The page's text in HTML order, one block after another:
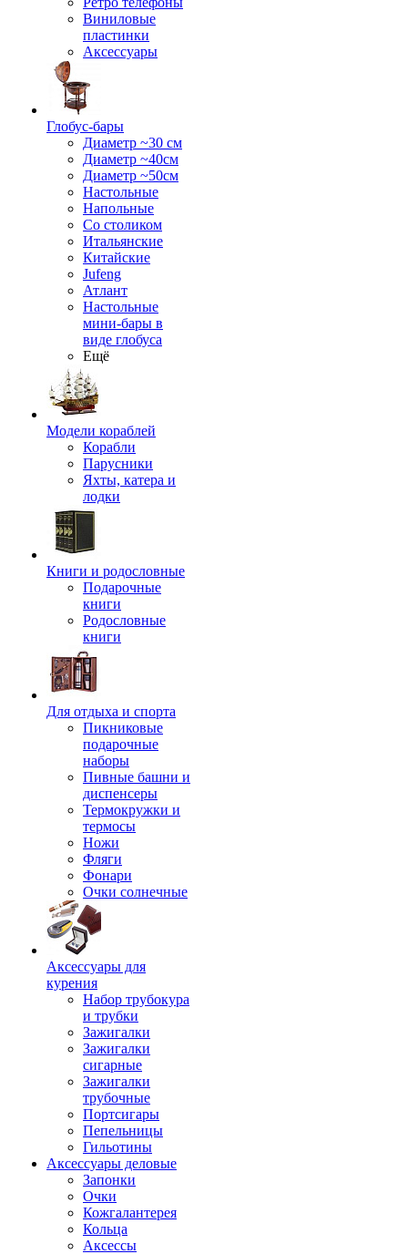
Виниловые
пластинки
Аксессуары
Глобус-бары
Диаметр ~30 см
Диаметр ~40см
Диаметр ~50см
Настольные
Напольные
Со столиком
Итальянские
Китайские
Jufeng
Атлант
Настольные
мини-бары в
виде глобуса
Ещё
Модели кораблей
Корабли
Парусники
Яхты, катера и
лодки
Книги и родословные
Подарочные
книги
Родословные
книги
Для отдыха и спорта
Пикниковые
подарочные
наборы
Пивные башни и
диспенсеры
Термокружки и
термосы
Ножи
Фляги
Фонари
Очки солнечные
Аксессуары для
курения
Набор трубокура
и трубки
Зажигалки
Зажигалки
сигарные
Зажигалки
трубочные
Портсигары
Пепельницы
Гильотины
Аксессуары деловые
Запонки
Очки
Кожгалантерея
Кольца
Аксессы